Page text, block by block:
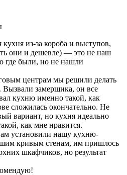
из-за короба и выступов,
они и дешевле) — это не наш
где были, но не нашли
центрам мы решили делать
Вызвали замерщика, он все
кухню именно такой, как
сложилась окончательно. Не
вариант, но кухня идеально
как мне нравится.
установили нашу кухню-
кривым стенам, им пришлось
шкафчиков, но результат